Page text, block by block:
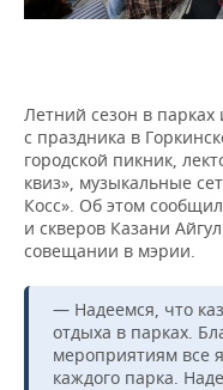
ВОЛЕЙБОЛ
КИБЕРСПОРТ
ФИГУРНОЕ КАТАНИЕ
ВОДНЫЕ ВИДЫ
ХОККЕЙ С МЯЧОМ
ИСТОРИЯ
КУЛЬТУРА
МЕДИЦИНА
ОБРАЗОВАНИЕ
ПРОИСШЕСТВИЯ
СПИСОК ПЕРСОН
СПИСОК КОМПАНИЙ
ПОЛНАЯ ВЕРСИЯ
Летний сезон в парках
с праздника в
городской пикник,
квиз», музыкальные
Косс». Об этом
и скверов Казани
совещании в мэрии.
— Надеемся, что
отдыха в парках.
мероприятиям все
каждого парка.